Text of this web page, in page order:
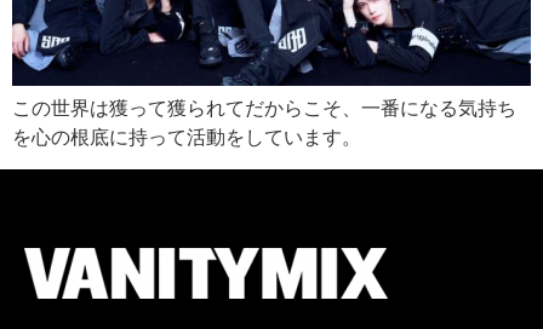
この世界は獲って獲られてだからこそ、一番になる気持ち
を心の根底に持って活動をしています。